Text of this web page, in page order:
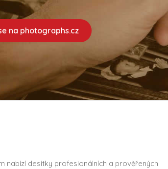
na photographs.cz
nabízí desítky profesionálních a prověřených